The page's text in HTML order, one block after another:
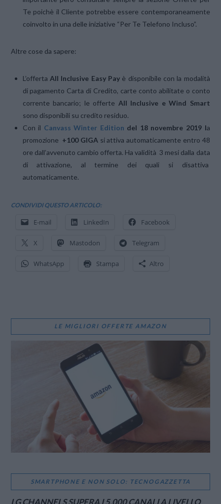
Te poichè il Cliente potrebbe essere contemporaneamente
coinvolto in una delle iniziative “Per Te Telefono Incluso”.
Altre cose da sapere:
L’offerta All Inclusive Easy Payè disponibile con la modalità
di pagamento Carta di Credito, carte conto abilitate o conto
corrente bancario; le offerte All Inclusive e Wind Smart
sono disponibili su credito residuo.
Con il Canvass Winter Edition del 18 novembre 2019 la
promozione +100 GIGAsi attiva automaticamente entro 48
ore dall’avvenuto cambio offerta. Ha validità 3 mesi dalla data
di attivazione, al termine dei quali si disattiva
automaticamente.
CONDIVIDI QUESTO ARTICOLO:
E-mail LinkedIn Facebook
X Mastodon Telegram
WhatsApp Stampa Altro
LE MIGLIORI OFFERTE AMAZON
SMARTPHONE E NON SOLO: TECNOGAZZETTA
LG CHANNELS SUPERA I 5.000 CANALI A LIVELLO